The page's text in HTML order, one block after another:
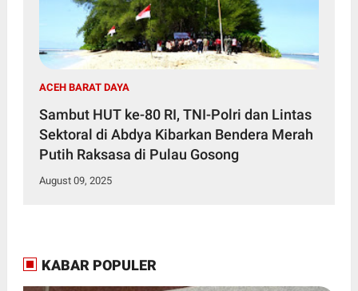
ACEH BARAT DAYA
Sambut HUT ke-80 RI, TNI-Polri dan Lintas
Sektoral di Abdya Kibarkan Bendera Merah
Putih Raksasa di Pulau Gosong
August 09, 2025
KABAR POPULER